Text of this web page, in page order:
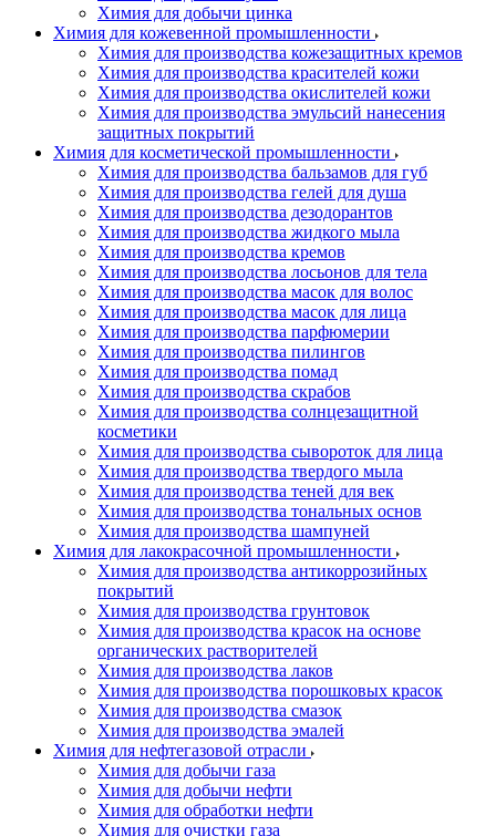
Химия для добычи цинка
Химия для кожевенной промышленности
Химия для производства кожезащитных кремов
Химия для производства красителей кожи
Химия для производства окислителей кожи
Химия для производства эмульсий нанесения
защитных покрытий
Химия для косметической промышленности
Химия для производства бальзамов для губ
Химия для производства гелей для душа
Химия для производства дезодорантов
Химия для производства жидкого мыла
Химия для производства кремов
Химия для производства лосьонов для тела
Химия для производства масок для волос
Химия для производства масок для лица
Химия для производства парфюмерии
Химия для производства пилингов
Химия для производства помад
Химия для производства скрабов
Химия для производства солнцезащитной
косметики
Химия для производства сывороток для лица
Химия для производства твердого мыла
Химия для производства теней для век
Химия для производства тональных основ
Химия для производства шампуней
Химия для лакокрасочной промышленности
Химия для производства антикоррозийных
покрытий
Химия для производства грунтовок
Химия для производства красок на основе
органических растворителей
Химия для производства лаков
Химия для производства порошковых красок
Химия для производства смазок
Химия для производства эмалей
Химия для нефтегазовой отрасли
Химия для добычи газа
Химия для добычи нефти
Химия для обработки нефти
Химия для очистки газа